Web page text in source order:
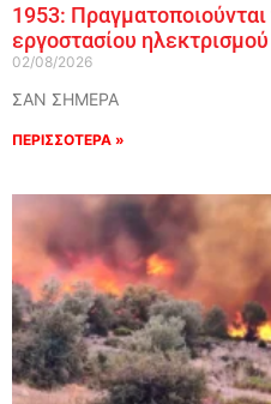
1953:
εργοστασίου
02/08/2026
ΣΑΝ ΣΗΜΕΡΑ
ΠΕΡΙΣΣΟΤΕΡΑ »